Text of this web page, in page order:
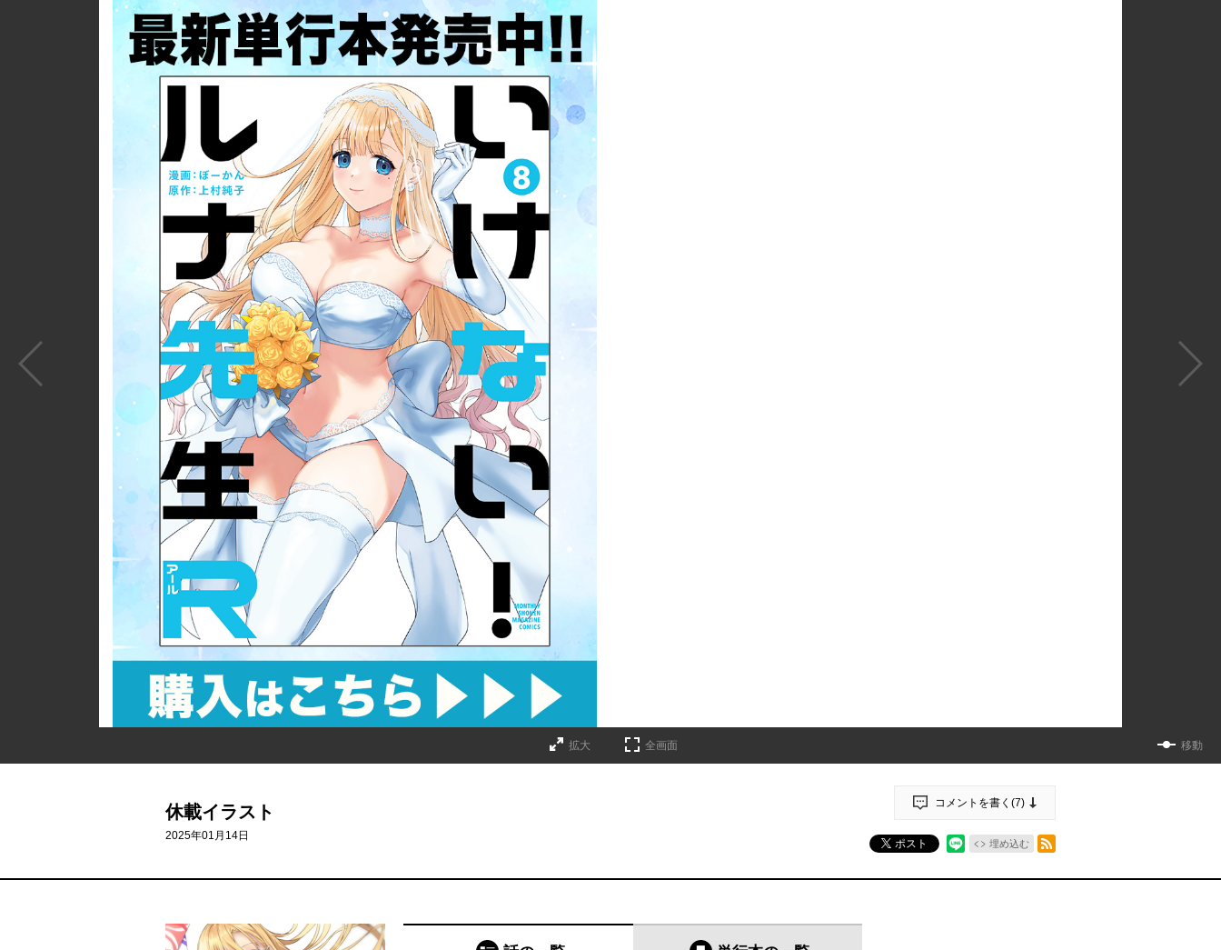
詳細ページへのリンク
拡大 全画面 移動
休載イラスト
2025年01月14日
コメントを書く(7)
ポスト 埋め込む